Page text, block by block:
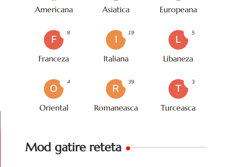
Americana Asiatica Europeana
F
Franceza
8
I
Italiana
19
L
Libaneza
5
O
Oriental
4
R
Romaneasca
39
T
Turceasca
3
Mod gatire reteta